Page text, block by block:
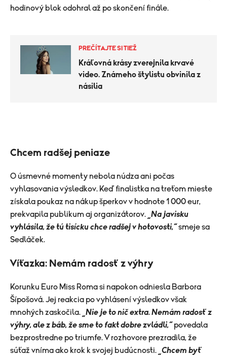
hodinový blok odohral až po skončení finále.
PREČÍTAJTE SI TIEŽ
Kráľovná krásy zverejnila krvavé
video. Známeho štylistu obvinila z
násilia
Chcem radšej peniaze
O úsmevné momenty nebola núdza ani počas
vyhlasovania výsledkov. Keď finalistka na treťom mieste
získala poukaz na nákup šperkov v hodnote 1 000 eur,
prekvapila publikum aj organizátorov.
„Na javisku
vyhlásila, že tú tisícku chce radšej v hotovosti,“smeje sa
Sedláček.
Víťazka: Nemám radosť z výhry
Korunku Euro Miss Roma si napokon odniesla Barbora
Šípošová. Jej reakcia po vyhlásení výsledkov však
mnohých zaskočila. „Nie je to nič extra. Nemám radosť z
výhry, ale z báb, že sme to fakt dobre zvládli,“ povedala
bezprostredne po triumfe. V rozhovore prezradila, že
súťaž vníma ako krok k svojej budúcnosti. „Chcem byť